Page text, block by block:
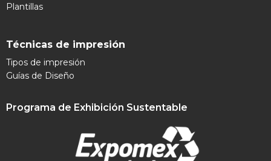
Plantillas
Técnicas de impresión
Tipos de impresión
Guías de Diseño
Programa de Exhibición Sustentable